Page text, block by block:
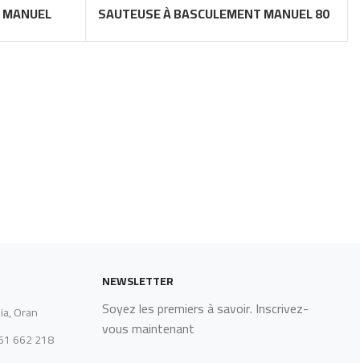
SAUTEUSE À BASCULEMENT MANUEL 80
Oran
662 218
NEWSLETTER
Soyez les premiers à savoir. Inscrivez-
vous maintenant